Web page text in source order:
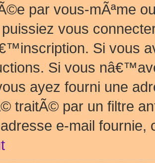
par vous-mÃªme
vous
Si vous
Si vous
ayez fourni une
traitÃ© par un filtre
e-mail fournie,